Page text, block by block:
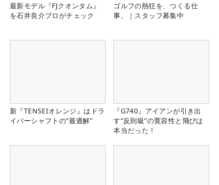
最新モデル『FJクオンタム』
を石井良介プロがチェック
ゴルフの熱狂を、つくる仕
事。｜スタッフ募集中
新『TENSEIオレンジ』はドラ
イバーシャフトの“最適解”
『G740』アイアンが引き出
す“反則級”の寛容性と飛びは
本当だった！